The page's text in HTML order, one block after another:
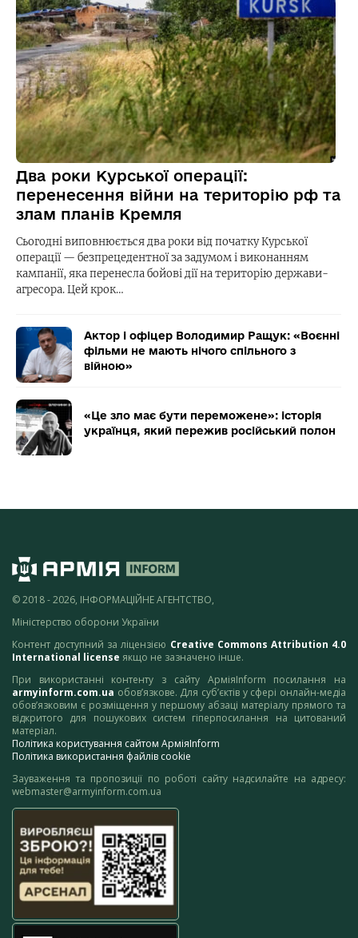
Два роки Курської операції:
перенесення війни на територію рф та
злам планів Кремля
Сьогодні виповнюється два роки від початку Курської
операції — безпрецедентної за задумом і виконанням
кампанії, яка перенесла бойові дії на територію держави-
агресора. Цей крок…
Актор і офіцер Володимир Ращук: «Воєнні
фільми не мають нічого спільного з
війною»
«Це зло має бути переможене»: історія
українця, який пережив російський полон
© 2018 - 2026, ІНФОРМАЦІЙНЕ АГЕНТСТВО,
Міністерство оборони України
Контент доступний за ліцензією Creative Commons Attribution 4.0
International license якщо не зазначено інше.
При використанні контенту з сайту АрміяInform посилання на
armyinform.com.ua обов’язкове. Для суб’єктів у сфері онлайн-медіа
обов’язковим є розміщення у першому абзаці матеріалу прямого та
відкритого для пошукових систем гіперпосилання на цитований
матеріал.
Політика користування сайтом АрміяInform
Політика використання файлів cookie
Зауваження та пропозиції по роботі сайту надсилайте на адресу:
webmaster@armyinform.com.ua